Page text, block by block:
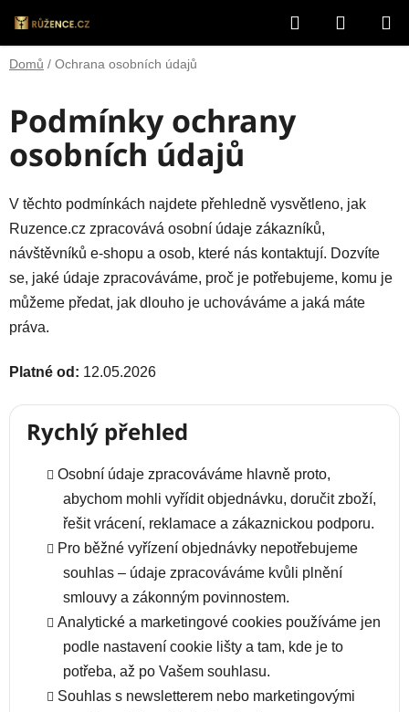
na
obsah
Hledat
KOŠÍK
Domů / Ochrana osobních údajů
Podmínky ochrany
osobních údajů
V těchto podmínkách najdete přehledně vysvětleno, jak
Ruzence.cz zpracovává osobní údaje zákazníků,
návštěvníků e-shopu a osob, které nás kontaktují. Dozvíte
se, jaké údaje zpracováváme, proč je potřebujeme, komu je
můžeme předat, jak dlouho je uchováváme a jaká máte
práva.
Platné od: 12.05.2026
Rychlý přehled
Osobní údaje zpracováváme hlavně proto,
abychom mohli vyřídit objednávku, doručit zboží,
řešit vrácení, reklamace a zákaznickou podporu.
Pro běžné vyřízení objednávky nepotřebujeme
souhlas – údaje zpracováváme kvůli plnění
smlouvy a zákonným povinnostem.
Analytické a marketingové cookies používáme jen
podle nastavení cookie lišty a tam, kde je to
potřeba, až po Vašem souhlasu.
Souhlas s newsletterem nebo marketingovými